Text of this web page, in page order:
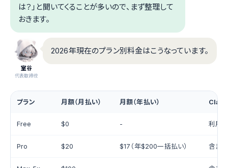
は？」と聞いてくることが多いので、まず整理して
おきます。
室谷
代表取締役
2026年現在のプラン別料金はこうなっています。
プラン 月額（月払い） 月額（年払い）
Free $0 - 利用
Pro $20 $17（年$200一括払い） 含ま